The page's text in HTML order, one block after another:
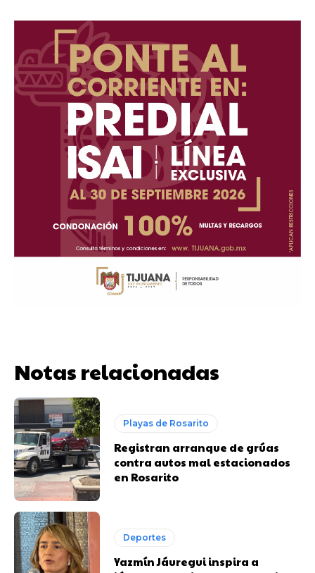
Notas relacionadas
Playas de Rosarito
Registran arranque de grúas
contra autos mal estacionados
en Rosarito
Deportes
Yazmín Jáuregui inspira a